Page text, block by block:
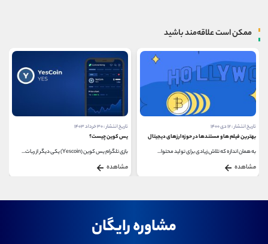
ممکن است علاقه‌مند باشید
تاریخ انتشار : ۳۰ خرداد ۱۴۰۳
یس کوین چیست؟
بازی تلگرام یس کوین (Yescoin) یکی دیگر از ربات...
مشاهده
تاریخ انتشار : ۶ خرداد ۱۴۰۰
کیف پول های ارز دیجیتال آی سی پی
کیف پول ارز دیجیتال icp ارز دیجیتال icp نوعی ارز...
مشاهده
مشاوره رایگان